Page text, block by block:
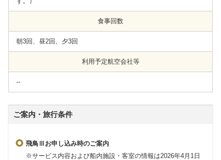
食事回数
朝3回、昼2回、夕3回
利用予定航空会社等
--
ご案内・旅行条件
飛鳥Ⅲお申し込み時のご案内
※サービス内容および船内施設・客室の情報は2026年4月1日